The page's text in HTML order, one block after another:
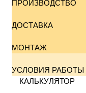
ПРОИЗВОДСТВО
ДОСТАВКА
МОНТАЖ
УСЛОВИЯ РАБОТЫ
КАЛЬКУЛЯТОР